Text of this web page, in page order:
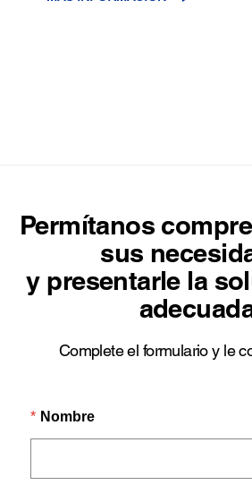
Permítanos
sus
y presentarle la
Complete el formulario y le